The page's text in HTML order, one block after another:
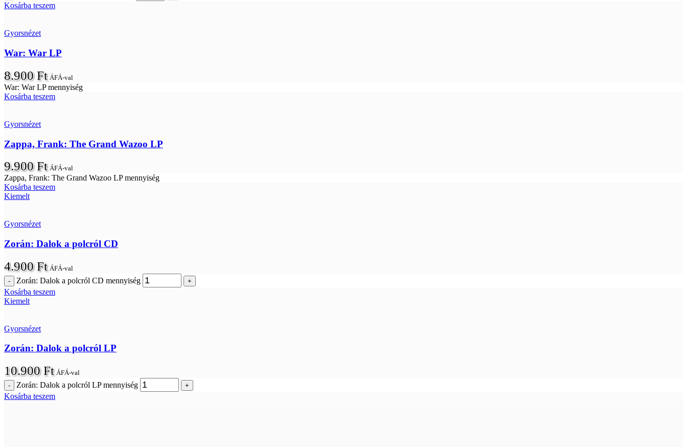
Kosárba teszem
Gyorsnézet
War: War LP
8.900Ft ÁFÁ-val
War: War LP mennyiség
Kosárba teszem
Gyorsnézet
Zappa, Frank: The Grand Wazoo LP
9.900Ft ÁFÁ-val
Zappa, Frank: The Grand Wazoo LP mennyiség
Kosárba teszem
Kiemelt
Gyorsnézet
Zorán: Dalok a polcról CD
4.900Ft ÁFÁ-val
Zorán: Dalok a polcról CD mennyiség
Kosárba teszem
Kiemelt
Gyorsnézet
Zorán: Dalok a polcról LP
10.900Ft ÁFÁ-val
Zorán: Dalok a polcról LP mennyiség
Kosárba teszem